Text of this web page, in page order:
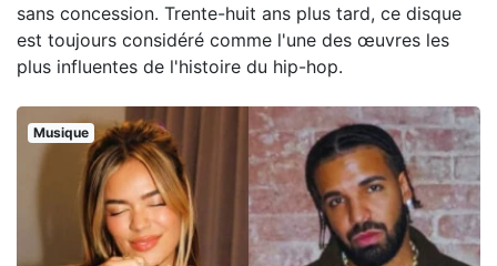
sans concession. Trente-huit ans plus tard, ce disque
est toujours considéré comme l'une des œuvres les
plus influentes de l'histoire du hip-hop.
Musique